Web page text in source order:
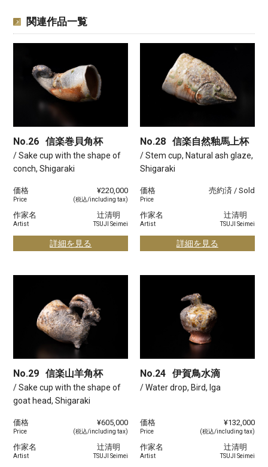
関連作品一覧
No.26 信楽巻貝角杯
/ Sake cup with the shape of
conch, Shigaraki
価格
Price
¥220,000
(税込/including tax)
作家名
Artist
辻清明
TSUJI Seimei
詳細を見る
No.28 信楽自然釉馬上杯
/ Stem cup, Natural ash glaze,
Shigaraki
価格
Price
売約済 / Sold
作家名
Artist
辻清明
TSUJI Seimei
詳細を見る
No.29 信楽山羊角杯
/ Sake cup with the shape of
goat head, Shigaraki
価格
Price
¥605,000
(税込/including tax)
作家名
Artist
辻清明
TSUJI Seimei
No.24 伊賀鳥水滴
/ Water drop, Bird, Iga
価格
Price
¥132,000
(税込/including tax)
作家名
Artist
辻清明
TSUJI Seimei